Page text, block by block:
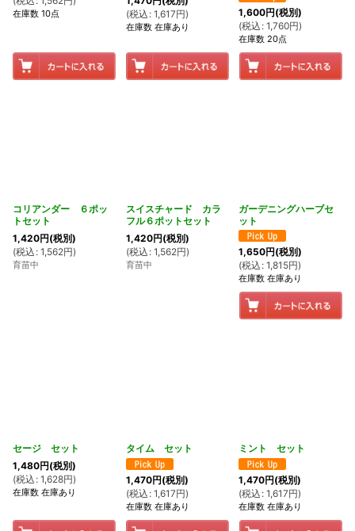
在庫数 10点
(税込 : 1,617円)
在庫数 在庫あり
1,600円(税別)
(税込 : 1,760円)
在庫数 20点
コリアンダー ６ポッ
トセット
1,420円(税別)
(税込 : 1,562円)
育苗中
スイスチャード カラ
フル６ポットセット
1,420円(税別)
(税込 : 1,562円)
育苗中
ガーデニングハーブセ
ット
1,650円(税別)
(税込 : 1,815円)
在庫数 在庫あり
セージ セット
1,480円(税別)
(税込 : 1,628円)
在庫数 在庫あり
タイム セット
1,470円(税別)
(税込 : 1,617円)
在庫数 在庫あり
ミント セット
1,470円(税別)
(税込 : 1,617円)
在庫数 在庫あり